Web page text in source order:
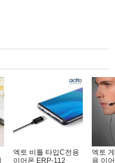
엑토 비틀 타입C전용
이어폰 ERP-112
엑토
용 이